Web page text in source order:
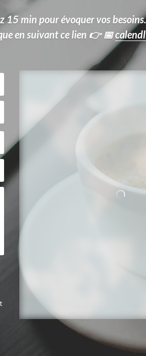
15 min pour évoquer vos
en suivant ce lien 👉 📅